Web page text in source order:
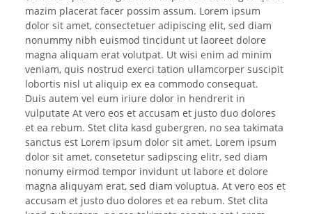
mazim placerat facer possim assum. Lorem ipsum
dolor sit amet, consectetuer adipiscing elit, sed diam
nonummy nibh euismod tincidunt ut laoreet dolore
magna aliquam erat volutpat. Ut wisi enim ad minim
veniam, quis nostrud exerci tation ullamcorper suscipit
lobortis nisl ut aliquip ex ea commodo consequat.
Duis autem vel eum iriure dolor in hendrerit in
vulputate At vero eos et accusam et justo duo dolores
et ea rebum. Stet clita kasd gubergren, no sea takimata
sanctus est Lorem ipsum dolor sit amet. Lorem ipsum
dolor sit amet, consetetur sadipscing elitr, sed diam
nonumy eirmod tempor invidunt ut labore et dolore
magna aliquyam erat, sed diam voluptua. At vero eos et
accusam et justo duo dolores et ea rebum. Stet clita